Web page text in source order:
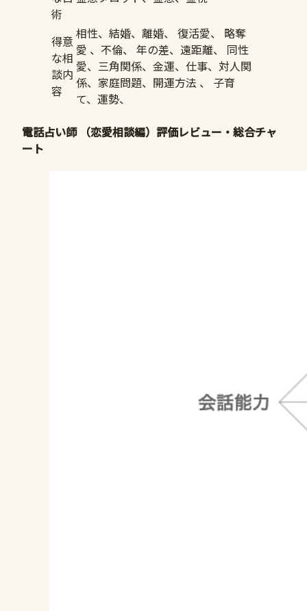
術
得意
な相
談内
容
相性、結婚、離婚、 復活愛、 略奪
愛 、不倫、 年の差、遠距離、 同性
愛、三角関係、金運、仕事、対人関
係、家庭問題、開運方法 、 子育
て、運勢、
電話占い師 （恋愛相談編）評価レビュー・総合チャ
ート